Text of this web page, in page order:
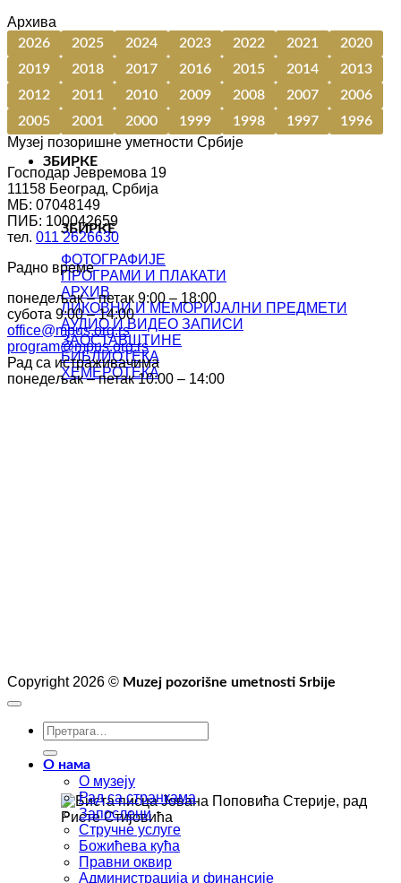
ЗБИРКЕ
ЗБИРКЕ
ФОТОГРАФИЈЕ
ПРОГРАМИ И ПЛАКАТИ
АРХИВ
ЛИКОВНИ И МЕМОРИЈАЛНИ ПРЕДМЕТИ
АУДИО И ВИДЕО ЗАПИСИ
ЗАОСТАВШТИНЕ
БИБЛИОТЕКА
ХЕМЕРОТЕКА
Архива
2026 2025 2024 2023 2022 2021
2020
2019
2018 2017 2016 2015 2014
2013
2012
2011 2010 2009 2008 2007
2006
2005
2001 2000 1999 1998 1997 1996
Музеј позоришне уметности Србије
Господар Јевремова 19
11158 Београд, Србија
МБ: 07048149
ПИБ: 100042659
тел. 011 2626630
Радно време
понедељак – петак 9:00 – 18:00
субота 9:00 – 14:00
office@mpus.org.rs
program@mpus.org.rs
Рад са истраживачима
понедељак – петак 10:00 – 14:00
Copyright 2026 © Muzej pozorišne umetnosti Srbije
О нама
О музеју
Рад са странкама
Запослени
Стручне услуге
Божићева кућа
Правни оквир
Администрација и финансије